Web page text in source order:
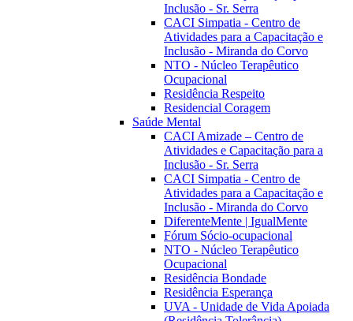
Inclusão - Sr. Serra
CACI Simpatia - Centro de
Atividades para a Capacitação e
Inclusão - Miranda do Corvo
NTO - Núcleo Terapêutico
Ocupacional
Residência Respeito
Residencial Coragem
Saúde Mental
CACI Amizade – Centro de
Atividades e Capacitação para a
Inclusão - Sr. Serra
CACI Simpatia - Centro de
Atividades para a Capacitação e
Inclusão - Miranda do Corvo
DiferenteMente | IgualMente
Fórum Sócio-ocupacional
NTO - Núcleo Terapêutico
Ocupacional
Residência Bondade
Residência Esperança
UVA - Unidade de Vida Apoiada